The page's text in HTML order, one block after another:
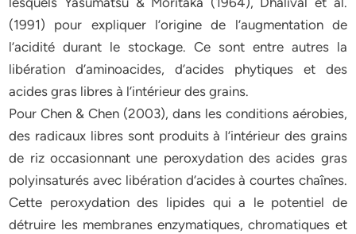
(1991) pour expliquer l’origine de l’augmentation de
l’acidité durant le stockage. Ce sont entre autres la
libération d’aminoacides, d’acides phytiques et des
acides gras libres à l’intérieur des grains.
Pour Chen & Chen (2003), dans les conditions aérobies,
des radicaux libres sont produits à l’intérieur des grains
de riz occasionnant une peroxydation des acides gras
polyinsaturés avec libération d’acides à courtes chaînes.
Cette peroxydation des lipides qui a le potentiel de
détruire les membranes enzymatiques, chromatiques et